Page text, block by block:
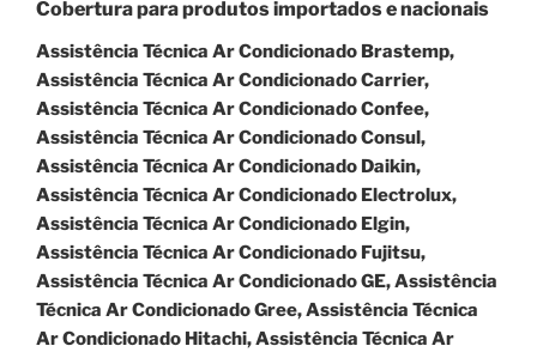
Cobertura para produtos importados e nacionais
Assistência Técnica Ar Condicionado Brastemp,
Assistência Técnica Ar Condicionado Carrier,
Assistência Técnica Ar Condicionado Confee,
Assistência Técnica Ar Condicionado Consul,
Assistência Técnica Ar Condicionado Daikin,
Assistência Técnica Ar Condicionado Electrolux,
Assistência Técnica Ar Condicionado Elgin,
Assistência Técnica Ar Condicionado Fujitsu,
Assistência Técnica Ar Condicionado GE, Assistência
Técnica Ar Condicionado Gree, Assistência Técnica
Ar Condicionado Hitachi, Assistência Técnica Ar